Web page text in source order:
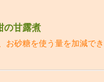
の甘露煮
お砂糖を使う量を加減でき